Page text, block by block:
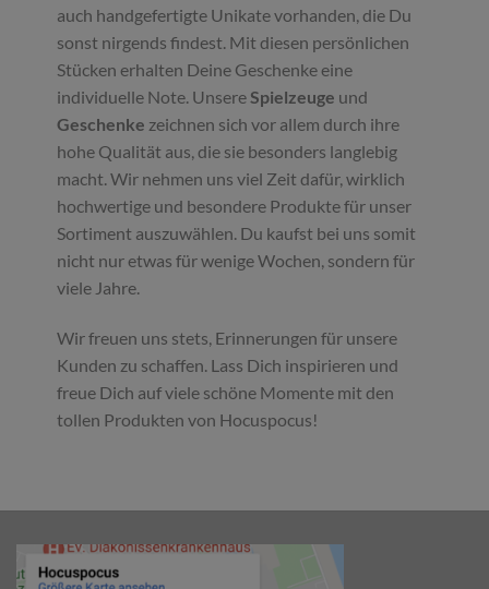
auch handgefertigte Unikate vorhanden, die Du
sonst nirgends findest. Mit diesen persönlichen
Stücken erhalten Deine Geschenke eine
individuelle Note. UnsereSpielzeuge und
Geschenke zeichnen sich vor allem durch ihre
hohe Qualität aus, die sie besonders langlebig
macht. Wir nehmen uns viel Zeit dafür, wirklich
hochwertige und besondere Produkte für unser
Sortiment auszuwählen. Du kaufst bei uns somit
nicht nur etwas für wenige Wochen, sondern für
viele Jahre.
Wir freuen uns stets, Erinnerungen für unsere
Kunden zu schaffen. Lass Dich inspirieren und
freue Dich auf viele schöne Momente mit den
tollen Produkten von Hocuspocus!